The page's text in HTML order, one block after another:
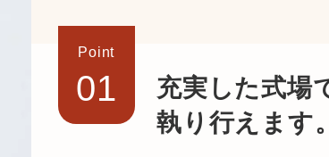
充実した式場
執り行えます。
Point
01